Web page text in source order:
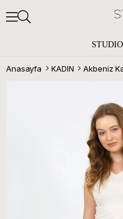
STUDIO
Anasayfa KADIN